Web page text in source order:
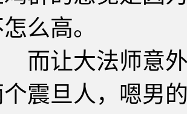
么高。
让大法师意外
个震旦人，嗯男